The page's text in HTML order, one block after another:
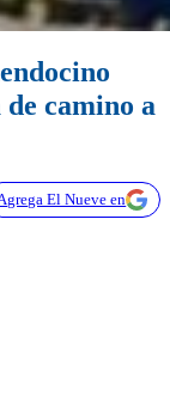
camino a
El Nueve en